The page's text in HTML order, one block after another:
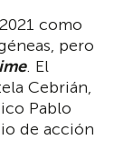
como
pero
. El
Cebrián,
Pablo
de acción